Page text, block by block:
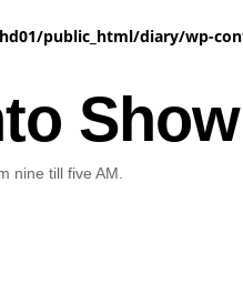
public_html/diary/wp-
nine till five AM.